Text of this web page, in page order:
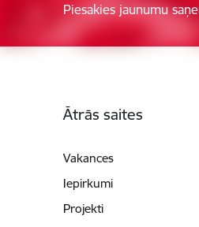
Piesakies jaunumu
Ātrās saites
Vakances
Iepirkumi
Projekti